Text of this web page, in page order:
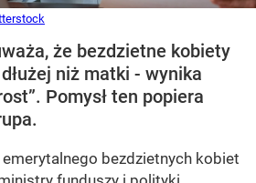
że bezdzietne kobiety
niż matki - wynika
Pomysł ten popiera
bezdzietnych kobiet